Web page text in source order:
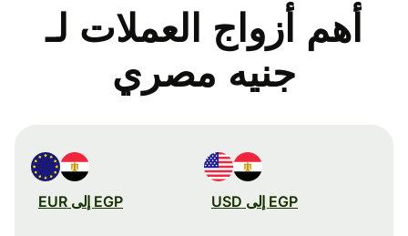
أهم أزواج العملات لـ
جنيه مصري
EGP إلى USD EGP إلى EUR